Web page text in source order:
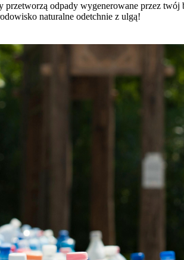
przetworzą odpady wygenerowane przez
naturalne odetchnie z ulgą!